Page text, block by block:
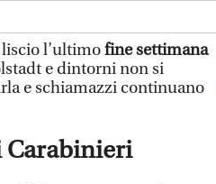
liscio l’ultimofine settimana
e dintorni non si
e schiamazzi continuano
Carabinieri